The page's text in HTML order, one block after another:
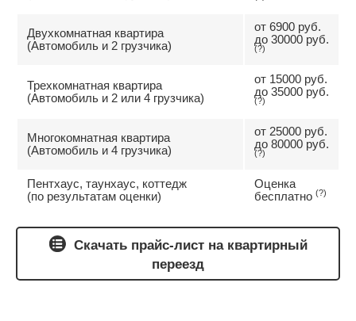
Двухкомнатная квартира
(Автомобиль и 2 грузчика)
от 6900 руб.
до 30000 руб.
(?)
Трехкомнатная квартира
(Автомобиль и 2 или 4 грузчика)
от 15000 руб.
до 35000 руб.
(?)
Многокомнатная квартира
(Автомобиль и 4 грузчика)
от 25000 руб.
до 80000 руб.
(?)
Пентхаус, таунхаус, коттедж
(по результатам оценки)
Оценка
бесплатно (?)
Скачать прайс-лист на квартирный
переезд